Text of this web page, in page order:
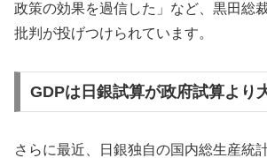
政策の効果を過信した」など、黒田総
批判が投げつけられています。
GDPは日銀試算が政府試算より
さらに最近、日銀独自の国内総生産統